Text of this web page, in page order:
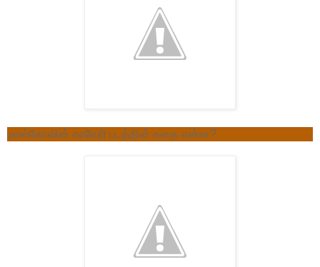
மாஸ்கோவின் காவேரி படத்தின் கதை என்ன?